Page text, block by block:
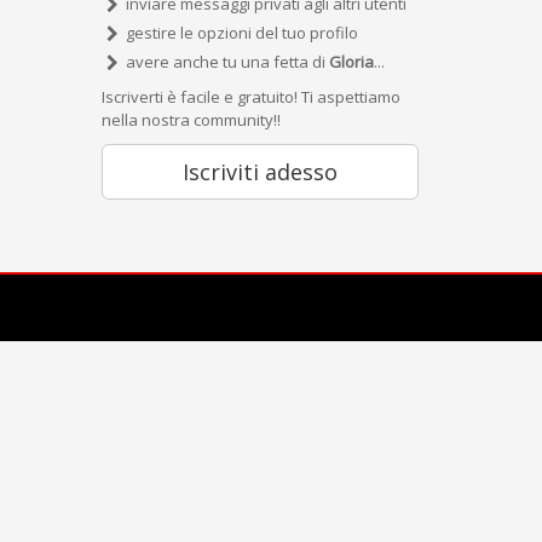
gestire le opzioni del tuo profilo
avere anche tu una fetta di Gloria...
Iscriverti è facile e gratuito! Ti aspettiamo
nella nostra community!!
Iscriviti adesso